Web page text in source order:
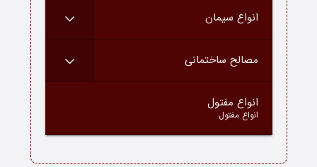
انواع سیمان
مصالح ساختمانی
انواع مفتول
انواع مفتول